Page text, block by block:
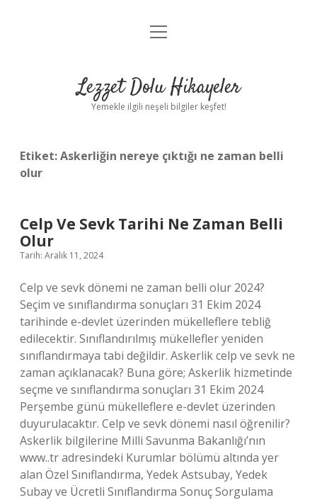
Anasayfa
Yasal Uyarı
menüyü
Lezzet Dolu Hikayeler
Yemekle ilgili neşeli bilgiler keşfet!
Etiket:Askerliğin nereye çıktığı ne zaman belli
olur
Celp Ve Sevk Tarihi Ne Zaman Belli
Olur
Tarih: Aralık 11, 2024
Celp ve sevk dönemi ne zaman belli olur 2024?
Seçim ve sınıflandırma sonuçları 31 Ekim 2024
tarihinde e-devlet üzerinden mükelleflere tebliğ
edilecektir. Sınıflandırılmış mükellefler yeniden
sınıflandırmaya tabi değildir. Askerlik celp ve sevk ne
zaman açıklanacak? Buna göre; Askerlik hizmetinde
seçme ve sınıflandırma sonuçları 31 Ekim 2024
Perşembe günü mükelleflere e-devlet üzerinden
duyurulacaktır. Celp ve sevk dönemi nasıl öğrenilir?
Askerlik bilgilerine Milli Savunma Bakanlığı’nın
www..tr adresindeki Kurumlar bölümü altında yer
alan Özel Sınıflandırma, Yedek Astsubay, Yedek
Subay ve Ücretli Sınıflandırma Sonuç Sorgulama